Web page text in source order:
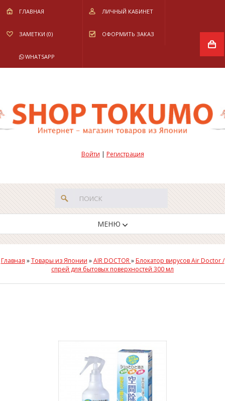
ГЛАВНАЯ ЛИЧНЫЙ КАБИНЕТ
ЗАМЕТКИ (0) ОФОРМИТЬ ЗАКАЗ
WHATSAPP
Войти | Регистрация
МЕНЮ
Главная »Товары из Японии »AIR DOCTOR» Блокатор вирусов Air Doctor /
спрей для бытовых поверхностей 300 мл